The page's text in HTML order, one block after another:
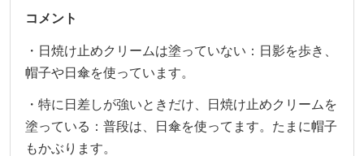
コメント
・日焼け止めクリームは塗っていない：日影を歩き、
帽子や日傘を使っています。
・特に日差しが強いときだけ、日焼け止めクリームを
塗っている：普段は、日傘を使ってます。たまに帽子
もかぶります。